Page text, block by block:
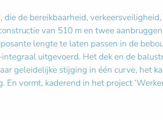
de bereikbaarheid,
van 510 m en twee
lengte te laten passen in de
uitgevoerd. Het dek en de
geleidelijke stijging in één curve, het
vormt, kaderend in het project